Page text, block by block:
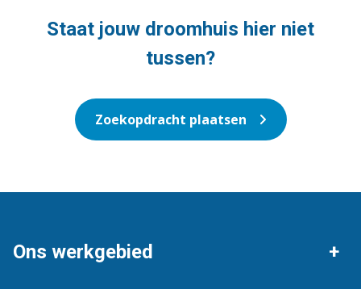
Staat jouw droomhuis hier niet
tussen?
Zoekopdracht plaatsen
Ons werkgebied